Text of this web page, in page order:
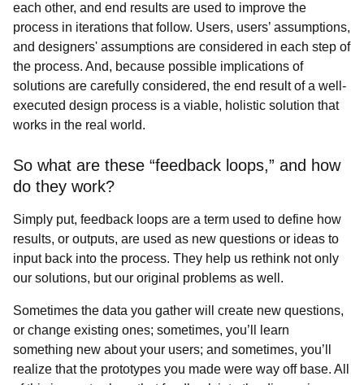
each other, and end results are used to improve the
process in iterations that follow. Users, users’ assumptions,
and designers' assumptions are considered in each step of
the process. And, because possible implications of
solutions are carefully considered, the end result of a well-
executed design process is a viable, holistic solution that
works in the real world.
So what are these “feedback loops,” and how
do they work?
Simply put, feedback loops are a term used to define how
results, or outputs, are used as new questions or ideas to
input back into the process. They help us rethink not only
our solutions, but our original problems as well.
Sometimes the data you gather will create new questions,
or change existing ones; sometimes, you’ll learn
something new about your users; and sometimes, you’ll
realize that the prototypes you made were way off base. All